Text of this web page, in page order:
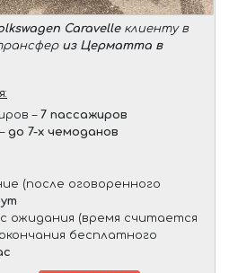
Caravelleклиенту в
из Церматта в
– 7 пассажиров
до 7-х чемоданов
(после оговоренного
ожидания (время считается
бесплатного